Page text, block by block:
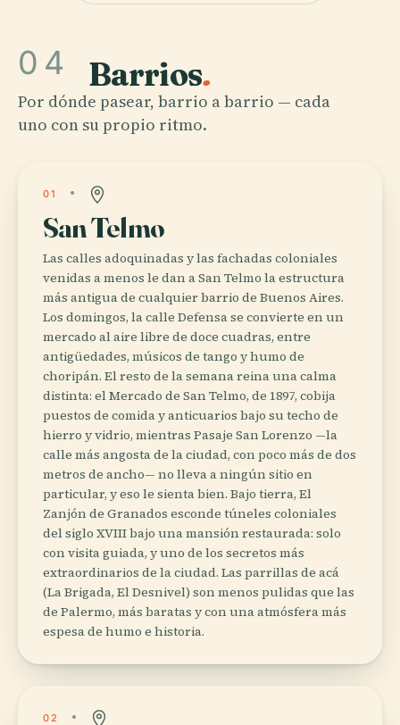
04 Barrios.
Por dónde pasear, barrio a barrio — cada
uno con su propio ritmo.
01
San Telmo
Las calles adoquinadas y las fachadas coloniales
venidas a menos le dan a San Telmo la estructura
más antigua de cualquier barrio de Buenos Aires.
Los domingos, la calle Defensa se convierte en un
mercado al aire libre de doce cuadras, entre
antigüedades, músicos de tango y humo de
choripán. El resto de la semana reina una calma
distinta: el Mercado de San Telmo, de 1897, cobija
puestos de comida y anticuarios bajo su techo de
hierro y vidrio, mientras Pasaje San Lorenzo —la
calle más angosta de la ciudad, con poco más de dos
metros de ancho— no lleva a ningún sitio en
particular, y eso le sienta bien. Bajo tierra, El
Zanjón de Granados esconde túneles coloniales
del siglo XVIII bajo una mansión restaurada: solo
con visita guiada, y uno de los secretos más
extraordinarios de la ciudad. Las parrillas de acá
(La Brigada, El Desnivel) son menos pulidas que las
de Palermo, más baratas y con una atmósfera más
espesa de humo e historia.
02